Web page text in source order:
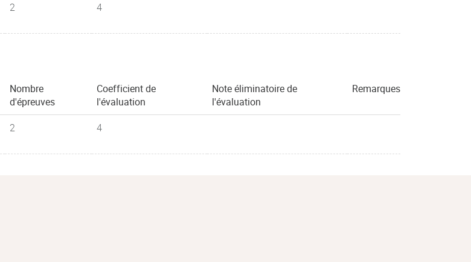
2 4
Nombre
d'épreuves
Coefficient de
l'évaluation
Note éliminatoire de
l'évaluation
Remarques
2 4